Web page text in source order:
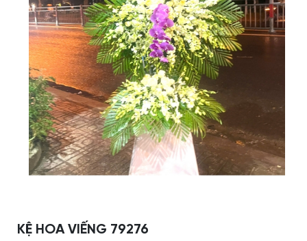
KỆ HOA VIẾNG 79276